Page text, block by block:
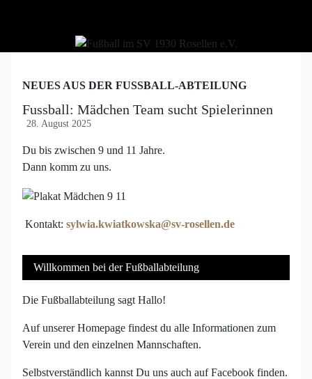
NEUES AUS DER FUSSBALL-ABTEILUNG
Fussball: Mädchen Team sucht Spielerinnen
28. August 2025
Du bis zwischen 9 und 11 Jahre.
Dann komm zu uns.
Kontakt: sylwia.kwiatkowska@sv-rosellen.de
Willkommen bei der Fußballabteilung
Die Fußballabteilung sagt Hallo!
Auf unserer Homepage findest du alle Informationen zum
Verein und den einzelnen Mannschaften.
Selbstverständlich kannst Du uns auch auf Facebook finden.